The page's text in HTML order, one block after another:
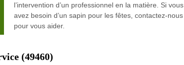
l’intervention d’un professionnel en la matière. Si vous
avez besoin d’un sapin pour les fêtes, contactez-nous
pour vous aider.
(49460)